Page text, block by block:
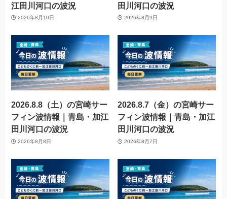
江田川河口の波況
2026年8月10日
田川河口の波況
2026年8月9日
2026.8.8（土）の宮崎サー
フィン波情報｜青島・加江
田川河口の波況
2026年8月8日
2026.8.7（金）の宮崎サー
フィン波情報｜青島・加江
田川河口の波況
2026年8月7日